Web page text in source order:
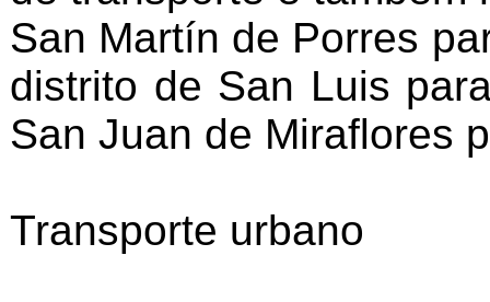
San Martín de Porres
distrito de San Luis
San Juan de Miraflores
Transporte urbano